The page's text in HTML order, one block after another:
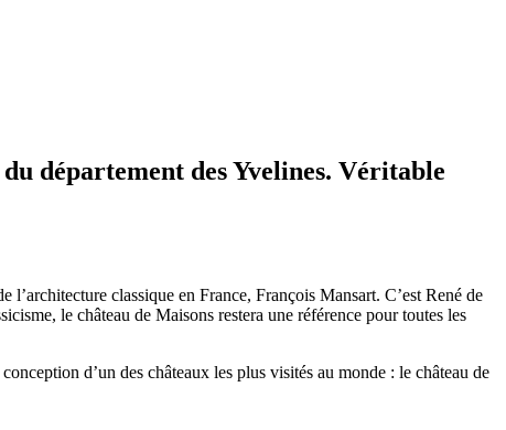
département des Yvelines. Véritable
l’architecture classique en France, François Mansart. C’est René de
le château de Maisons restera une référence pour toutes les
d’un des châteaux les plus visités au monde : le château de